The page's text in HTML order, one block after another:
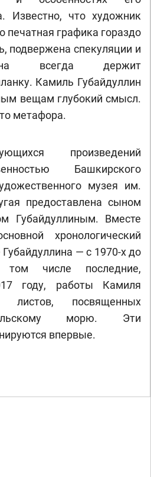
Известно, что художник
печатная графика гораздо
подвержена спекуляции и
всегда держит
Камиль Губайдуллин
вещам глубокий смысл.
метафора.
произведений
Башкирского
музея им.
предоставлена сыном
Губайдуллиным. Вместе
хронологический
— с 1970-х до
числе последние,
году, работы Камиля
листов, посвященных
морю. Эти
впервые.